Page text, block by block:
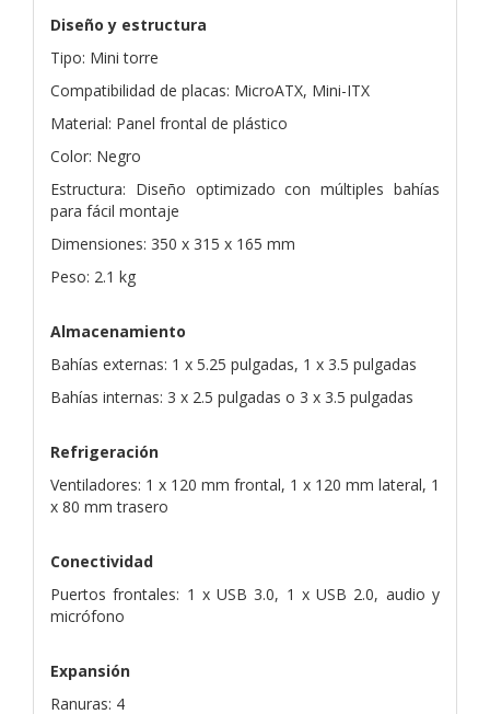
Diseño y estructura
Tipo: Mini torre
Compatibilidad de placas: MicroATX, Mini-ITX
Material: Panel frontal de plástico
Color: Negro
Estructura: Diseño optimizado con múltiples bahías
para fácil montaje
Dimensiones: 350 x 315 x 165 mm
Peso: 2.1 kg
Almacenamiento
Bahías externas: 1 x 5.25 pulgadas, 1 x 3.5 pulgadas
Bahías internas: 3 x 2.5 pulgadas o 3 x 3.5 pulgadas
Refrigeración
Ventiladores: 1 x 120 mm frontal, 1 x 120 mm lateral, 1
x 80 mm trasero
Conectividad
Puertos frontales: 1 x USB 3.0, 1 x USB 2.0, audio y
micrófono
Expansión
Ranuras: 4